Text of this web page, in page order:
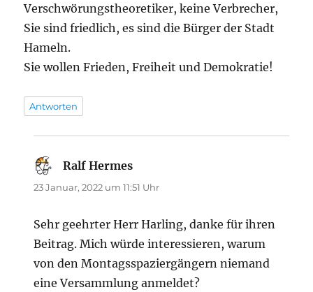
Verschwörungstheoretiker, keine Verbrecher,
Sie sind friedlich, es sind die Bürger der Stadt
Hameln.
Sie wollen Frieden, Freiheit und Demokratie!
Antworten
Ralf Hermes
23 Januar, 2022 um 11:51 Uhr
Sehr geehrter Herr Harling, danke für ihren
Beitrag. Mich würde interessieren, warum
von den Montagsspaziergängern niemand
eine Versammlung anmeldet?